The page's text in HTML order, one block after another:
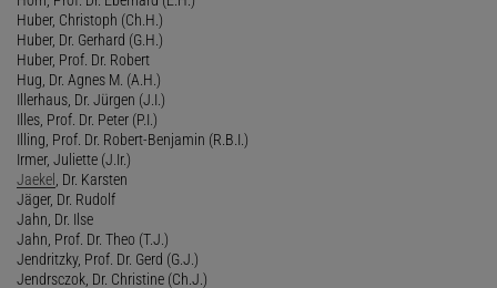
Huber, Christoph (Ch.H.)
Huber, Dr. Gerhard (G.H.)
Huber, Prof. Dr. Robert
Hug, Dr. Agnes M. (A.H.)
Illerhaus, Dr. Jürgen (J.I.)
Illes, Prof. Dr. Peter (P.I.)
Illing, Prof. Dr. Robert-Benjamin (R.B.I.)
Irmer, Juliette (J.Ir.)
Jaekel , Dr. Karsten
Jäger, Dr. Rudolf
Jahn, Dr. Ilse
Jahn, Prof. Dr. Theo (T.J.)
Jendritzky, Prof. Dr. Gerd (G.J.)
Jendrsczok, Dr. Christine (Ch.J.)